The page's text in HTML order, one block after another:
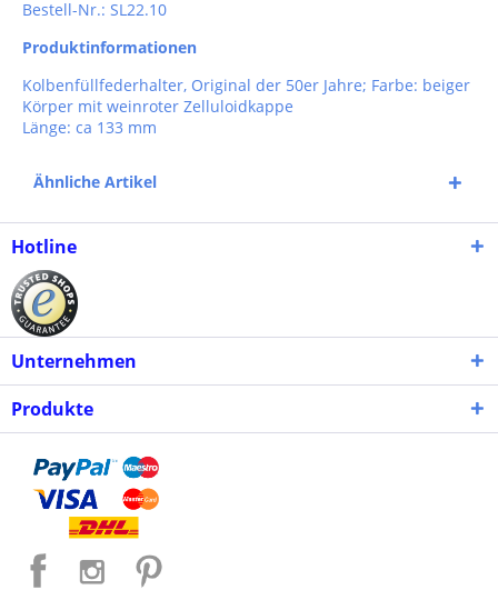
Bestell-Nr.: SL22.10
Produktinformationen
Kolbenfüllfederhalter, Original der 50er Jahre; Farbe: beiger
Körper mit weinroter Zelluloidkappe
Länge: ca 133 mm
Ähnliche Artikel
Hotline
Unternehmen
Produkte